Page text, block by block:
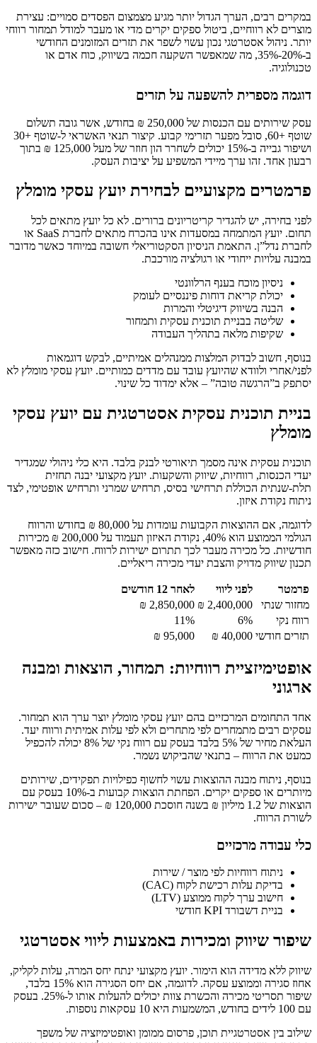
במקרים רבים, הערך הגדול יותר מגיע מצמצום הפסדים סמויים: עצירת
מוצרים לא רווחיים, ביטול ספקים יקרים מדי או מעבר למודל תמחור רווחי
יותר. ניהול אסטרטגי נכון עשוי לשפר את תזרים המזומנים החודשי
ב-20%-35%, מה שמאפשר השקעה חכמה בשיווק, כוח אדם או
טכנולוגיה.
דוגמה מספרית להשפעה על תזרים
עסק שירותים עם הכנסות של 250,000 ₪ בחודש, אשר גובה תשלום
שוטף +60, סובל מפער תזרימי קבוע. קיצור תנאי האשראי ל-שוטף +30
ושיפור גבייה ב-15% יכולים לשחרר הון חוזר של מעל 125,000 ₪ בתוך
רבעון אחד. זהו ערך מיידי המשפיע על יציבות העסק.
פרמטרים מקצועיים לבחירת יועץ עסקי מומלץ
לפני בחירה, יש להגדיר קריטריונים ברורים. לא כל יועץ מתאים לכל
תחום. יועץ המתמחה במסעדות אינו בהכרח מתאים לחברת SaaS או
לחברת נדל”ן. התאמת הניסיון הסקטוריאלי חשובה במיוחד כאשר מדובר
במבנה עלויות ייחודי או רגולציה מורכבת.
ניסיון מוכח בענף הרלוונטי
יכולת קריאת דוחות פיננסיים לעומק
הבנה בשיווק דיגיטלי והמרות
שליטה בבניית תוכנית עסקית ותמחור
שקיפות מלאה בתהליך העבודה
בנוסף, חשוב לבדוק המלצות ממנהלים אמיתיים, לבקש דוגמאות
לפני/אחרי ולוודא שהיועץ עובד עם מדדים כמותיים. יועץ עסקי מומלץ לא
יסתפק ב”הרגשה טובה” – אלא ימדוד כל שינוי.
בניית תוכנית עסקית אסטרטגית עם יועץ עסקי
מומלץ
תוכנית עסקית אינה מסמך תיאורטי לבנק בלבד. היא כלי ניהולי שמגדיר
יעדי הכנסות, רווחיות, שיווק והשקעות. יועץ מקצועי יבנה תחזית
תלת-שנתית הכוללת תרחישי בסיס, תרחיש שמרני ותרחיש אופטימי, לצד
ניתוח נקודת איזון.
לדוגמה, אם ההוצאות הקבועות עומדות על 80,000 ₪ בחודש והרווח
הגולמי הממוצע הוא 40%, נקודת האיזון תעמוד על 200,000 ₪ מכירות
חודשיות. כל מכירה מעבר לכך תתרום ישירות לרווח. חישוב כזה מאפשר
תכנון שיווק מדויק והצבת יעדי מכירה ריאליים.
פרמטר לפני ליווי
לאחר 12 חודשים
מחזור שנתי
2,400,000 ₪
2,850,000 ₪
רווח נקי
6%
11%
תזרים חודשי 40,000 ₪
95,000 ₪
אופטימיזציית רווחיות: תמחור, הוצאות ומבנה
ארגוני
אחד התחומים המרכזיים בהם יועץ עסקי מומלץ יוצר ערך הוא תמחור.
עסקים רבים מתמחרים לפי מתחרים ולא לפי עלות אמיתית ורווח יעד.
העלאת מחיר של 5% בלבד בעסק עם רווח נקי של 8% יכולה להכפיל
כמעט את הרווח – בתנאי שהביקוש נשמר.
בנוסף, ניתוח מבנה ההוצאות עשוי לחשוף כפילויות תפקידים, שירותים
מיותרים או ספקים יקרים. הפחתת הוצאות קבועות ב-10% בעסק עם
הוצאות של 1.2 מיליון ₪ בשנה חוסכת 120,000 ₪ – סכום שעובר ישירות
לשורת הרווח.
כלי עבודה מרכזיים
ניתוח רווחיות לפי מוצר / שירות
בדיקת עלות רכישת לקוח (CAC)
חישוב ערך לקוח ממוצע (LTV)
בניית דשבורד KPI חודשי
שיפור שיווק ומכירות באמצעות ליווי אסטרטגי
שיווק ללא מדידה הוא הימור. יועץ מקצועי ינתח יחס המרה, עלות לקליק,
אחוז סגירה וממוצע עסקה. לדוגמה, אם יחס הסגירה הוא 15% בלבד,
שיפור תסריטי מכירה והכשרת צוות יכולים להעלות אותו ל-25%. בעסק
עם 100 לידים בחודש, המשמעות היא 10 עסקאות נוספות.
שילוב בין אסטרטגיית תוכן, פרסום ממומן ואופטימיזציה של משפך